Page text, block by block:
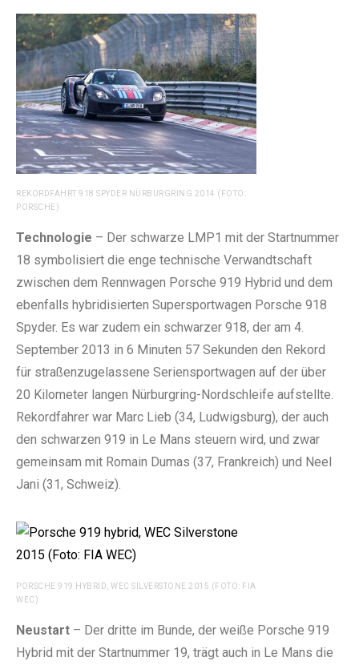
REKORDFAHRT 918 SPYDER NÜRBURGRING 2014 (FOTO:
PORSCHE)
Technologie – Der schwarze LMP1 mit der Startnummer
18 symbolisiert die enge technische Verwandtschaft
zwischen dem Rennwagen Porsche 919 Hybrid und dem
ebenfalls hybridisierten Supersportwagen Porsche 918
Spyder. Es war zudem ein schwarzer 918, der am 4.
September 2013 in 6 Minuten 57 Sekunden den Rekord
für straßenzugelassene Seriensportwagen auf der über
20 Kilometer langen Nürburgring-Nordschleife aufstellte.
Rekordfahrer war Marc Lieb (34, Ludwigsburg), der auch
den schwarzen 919 in Le Mans steuern wird, und zwar
gemeinsam mit Romain Dumas (37, Frankreich) und Neel
Jani (31, Schweiz).
PORSCHE 919 HYBRID, WEC SILVERSTONE 2015 (FOTO: FIA
WEC)
Neustart – Der dritte im Bunde, der weiße Porsche 919
Hybrid mit der Startnummer 19, trägt auch in Le Mans die